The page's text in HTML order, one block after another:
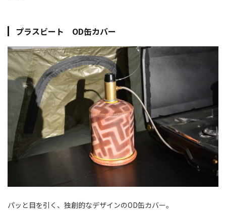
プラスビート OD缶カバー
パッと目を引く、独創的なデザインのOD缶カバー。